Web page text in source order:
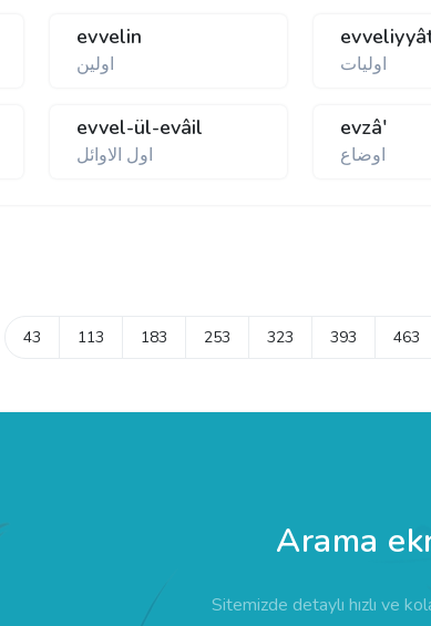
evvelin
اولين اوليات
evvel-ül-evâil
اول الاوائل
evzâ'
اوضاع
43 113 183 253 323 393 463
Arama
Sitemizde detaylı hızlı ve